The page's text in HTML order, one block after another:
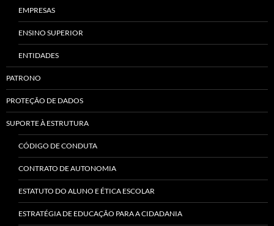
EMPRESAS
ENSINO SUPERIOR
ENTIDADES
PATRONO
PROTEÇÃO DE DADOS
SUPORTE À ESTRUTURA
CÓDIGO DE CONDUTA
CONTRATO DE AUTONOMIA
ESTATUTO DO ALUNO E ÉTICA ESCOLAR
ESTRATÉGIA DE EDUCAÇÃO PARA A CIDADANIA